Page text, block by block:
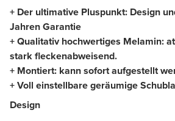
+ Der ultimative Pluspunkt: Design
Jahren Garantie
+ Qualitativ hochwertiges Melamin:
stark fleckenabweisend.
+ Montiert: kann sofort aufgestellt
+ Voll einstellbare geräumige
Design